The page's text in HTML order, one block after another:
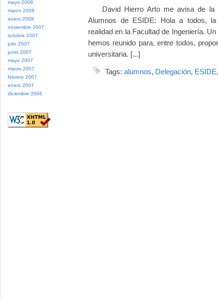
mayo 2008
marzo 2008
enero 2008
noviembre 2007
octubre 2007
julio 2007
junio 2007
mayo 2007
marzo 2007
febrero 2007
enero 2007
diciembre 2006
David Hierro Arto me avisa de la
Alumnos de ESIDE: Hola a todos,
realidad en la Facultad de Ingeniería.
hemos reunido para, entre todos,
universitaria. [...]
Tags: alumnos, Delegación, ESIDE